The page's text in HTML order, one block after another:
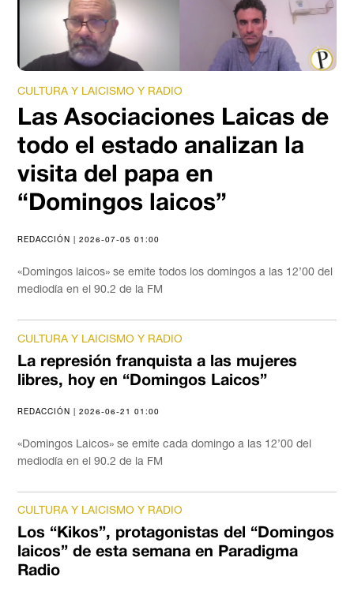
CULTURA Y LAICISMO Y RADIO
Las Asociaciones Laicas de
todo el estado analizan la
visita del papa en
“Domingos laicos”
REDACCIÓN | 2026-07-05 01:00
«Domingos laicos» se emite todos los domingos a las 12’00 del
mediodía en el 90.2 de la FM
CULTURA Y LAICISMO Y RADIO
La represión franquista a las mujeres
libres, hoy en “Domingos Laicos”
REDACCIÓN | 2026-06-21 01:00
«Domingos Laicos» se emite cada domingo a las 12’00 del
mediodía en el 90.2 de la FM
CULTURA Y LAICISMO Y RADIO
Los “Kikos”, protagonistas del “Domingos
laicos” de esta semana en Paradigma
Radio